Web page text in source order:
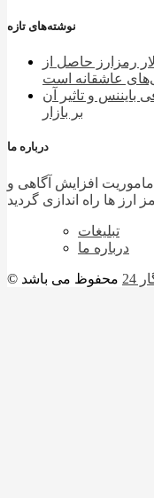
نوشته‌های تازه
۲۵ میلیون دلار رمزارز حاصل از
عاشقانه است
بایننس و تاثیر آن
بر بازار
درباره ما
رمزنگار 24 در سال 1401 با ماموریت افزایش آگاهی و
تبلیغات
درباره ما